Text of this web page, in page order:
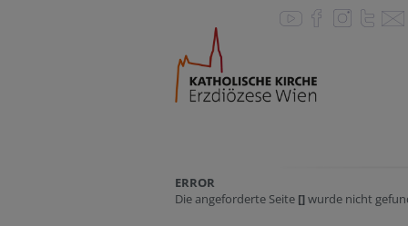
ERROR
Die angeforderte Seite []wurde nicht